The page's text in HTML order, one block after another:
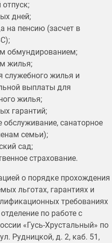
дней;
на пенсию (засчет в
обмундированием;
жилья;
служебного жилья и
выплаты для
жилья;
гарантий;
санаторное
семьи);
сад;
страхование.
о порядке прохождения
льготах, гарантиях и
требованиях
по работе с
«Гусь-Хрустальный» по
Рудницкой, д. 2, каб. 51,